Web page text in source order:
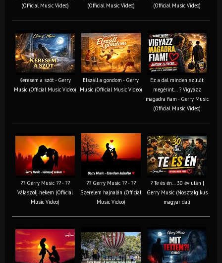
(Official Music Video)
(Official Music Video)
(Official Music Video)
Keresem a szót - Gerry
Music (Official Music Video)
Elszáll a gondom - Gerry
Music (Official Music Video)
Ez a dal minden szülőt
megérint… ? Vigyázz
magadra fiam - Gerry Music
(Official Music Video)
?? Gerry Music ?? - ??
Válaszolj nekem (Official
Music Video)
?? Gerry Music ?? - ??
Szerelem hajnalán (Official
Music Video)
? Te és én… 30 év után |
Gerry Music (Nosztalgikus
magyar dal)